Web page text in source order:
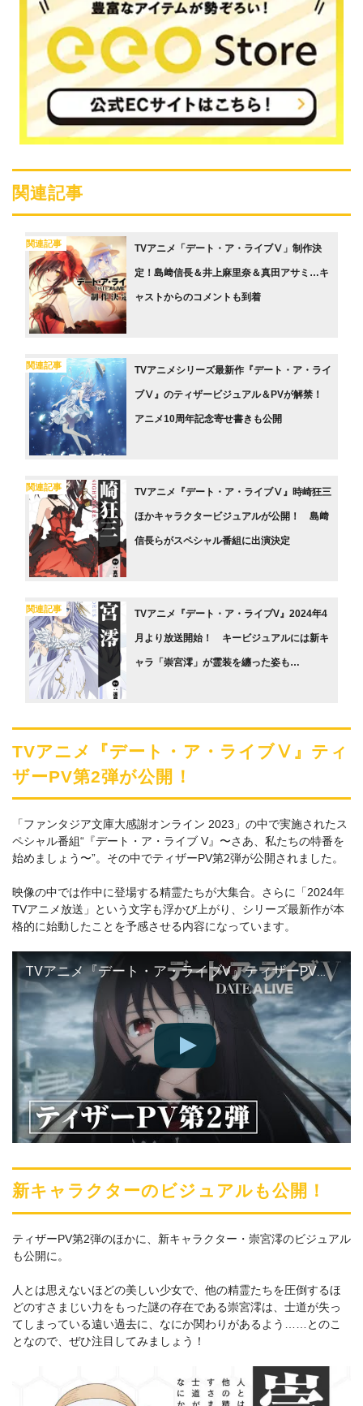
関連記事
関連記事 TVアニメ「デート・ア・ライブⅤ」制作決
定！島﨑信長＆井上麻里奈＆真田アサミ…キ
ャストからのコメントも到着
関連記事 TVアニメシリーズ最新作『デート・ア・ライ
ブⅤ』のティザービジュアル＆PVが解禁！
アニメ10周年記念寄せ書きも公開
関連記事 TVアニメ『デート・ア・ライブⅤ』時崎狂三
ほかキャラクタービジュアルが公開！ 島﨑
信長らがスペシャル番組に出演決定
関連記事 TVアニメ『デート・ア・ライブV』2024年4
月より放送開始！ キービジュアルには新キ
ャラ「崇宮澪」が霊装を纏った姿も…
TVアニメ『デート・ア・ライブⅤ』ティ
ザーPV第2弾が公開！
「ファンタジア文庫大感謝オンライン 2023」の中で実施されたス
ペシャル番組“『デート・ア・ライブ V』〜さあ、私たちの特番を
始めましょう〜”。その中でティザーPV第2弾が公開されました。
映像の中では作中に登場する精霊たちが大集合。さらに「2024年
TVアニメ放送」という文字も浮かび上がり、シリーズ最新作が本
格的に始動したことを予感させる内容になっています。
TVアニメ『デート・ア・ライブV』ティザーPV第2弾
新キャラクターのビジュアルも公開！
ティザーPV第2弾のほかに、新キャラクター・崇宮澪のビジュアル
も公開に。
人とは思えないほどの美しい少女で、他の精霊たちを圧倒するほ
どのすさまじい力をもった謎の存在である崇宮澪は、士道が失っ
てしまっている遠い過去に、なにか関わりがあるよう……とのこ
となので、ぜひ注目してみましょう！